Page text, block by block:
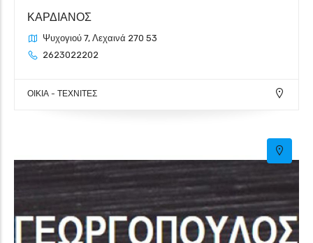
ΚΑΡΔΙΑΝΟΣ
Ψυχογιού 7, Λεχαινά 270 53
2623022202
ΟΙΚΙΑ - ΤΕΧΝΙΤΕΣ